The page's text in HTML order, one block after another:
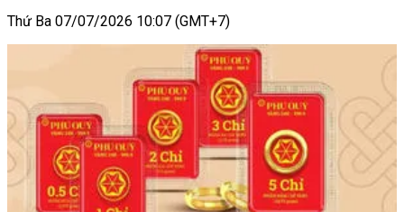
Thứ Ba 07/07/2026 10:07 (GMT+7)